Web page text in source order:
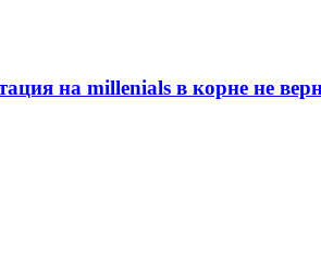
на millenials в корне не